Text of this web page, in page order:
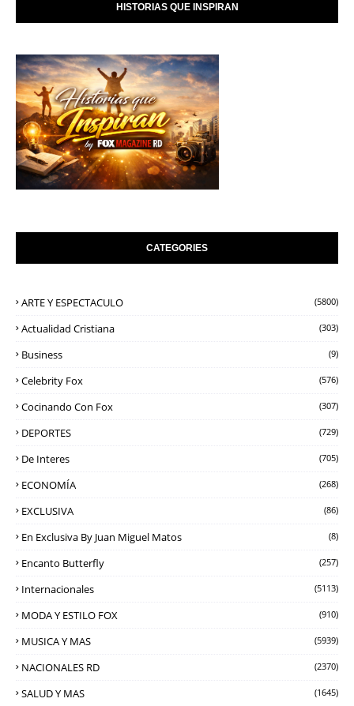
HISTORIAS QUE INSPIRAN
CATEGORIES
ARTE Y ESPECTACULO (5800)
Actualidad Cristiana (303)
Business (9)
Celebrity Fox (576)
Cocinando Con Fox (307)
DEPORTES (729)
De Interes (705)
ECONOMÍA (268)
EXCLUSIVA (86)
En Exclusiva By Juan Miguel Matos (8)
Encanto Butterfly (257)
Internacionales (5113)
MODA Y ESTILO FOX (910)
MUSICA Y MAS (5939)
NACIONALES RD (2370)
SALUD Y MAS (1645)